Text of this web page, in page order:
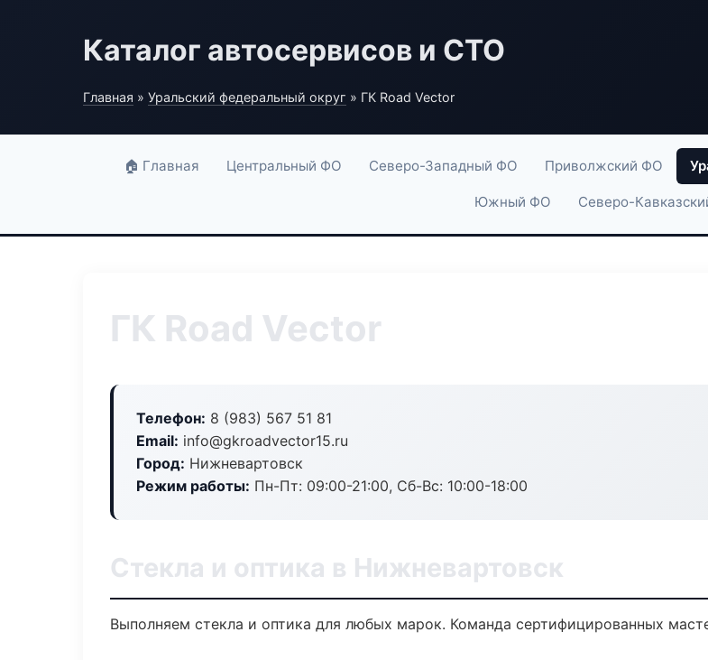
Каталог автосервисов и СТО
Главная » Уральский федеральный округ » ГК Road Vector
🏠 Главная Центральный ФО Северо-Западный ФО Приволжский ФО
Южный ФО Северо-
ГК Road Vector
Телефон: 8 (983) 567 51 81
Email: info@gkroadvector15.ru
Город: Нижневартовск
Режим работы: Пн-Пт: 09:00-21:00, Сб-Вс: 10:00-18:00
Стекла и оптика в Нижневартовск
Выполняем стекла и оптика для любых марок. Команда сертифицированных